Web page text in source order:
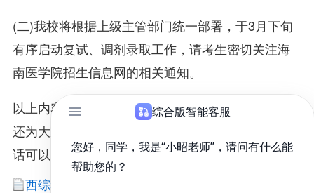
(二)我校将根据上级主管部门统一部署，于3月下旬
有序启动复试、调剂录取工作，请考生密切关注海
南医学院招生信息网的相关通知。
以上内容由昭昭医考为大家收集整理，此外，昭昭
还为大家准备了临床医学的备考资料，如果需要的
话可以点击下载附件：
西综考前考点冲刺内容总结-点睛版.pdf